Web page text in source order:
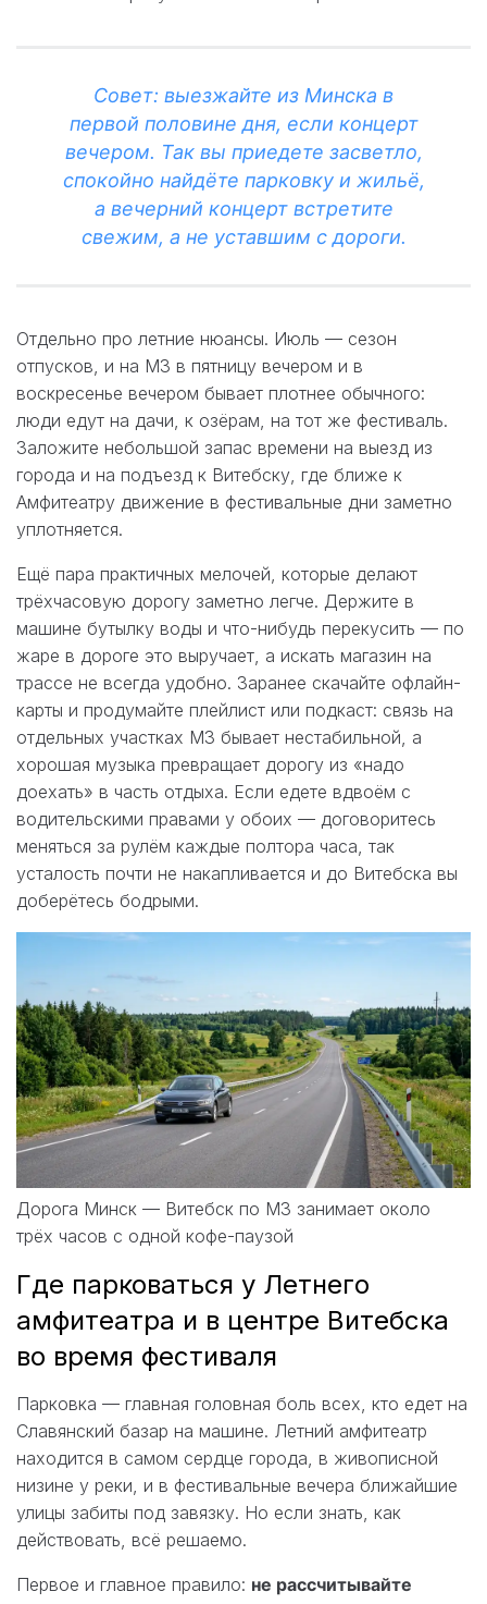
Совет: выезжайте из Минска в
первой половине дня, если концерт
вечером. Так вы приедете засветло,
спокойно найдёте парковку и жильё,
а вечерний концерт встретите
свежим, а не уставшим с дороги.
Отдельно про летние нюансы. Июль — сезон
отпусков, и на М3 в пятницу вечером и в
воскресенье вечером бывает плотнее обычного:
люди едут на дачи, к озёрам, на тот же фестиваль.
Заложите небольшой запас времени на выезд из
города и на подъезд к Витебску, где ближе к
Амфитеатру движение в фестивальные дни заметно
уплотняется.
Ещё пара практичных мелочей, которые делают
трёхчасовую дорогу заметно легче. Держите в
машине бутылку воды и что-нибудь перекусить — по
жаре в дороге это выручает, а искать магазин на
трассе не всегда удобно. Заранее скачайте офлайн-
карты и продумайте плейлист или подкаст: связь на
отдельных участках М3 бывает нестабильной, а
хорошая музыка превращает дорогу из «надо
доехать» в часть отдыха. Если едете вдвоём с
водительскими правами у обоих — договоритесь
меняться за рулём каждые полтора часа, так
усталость почти не накапливается и до Витебска вы
доберётесь бодрыми.
Дорога Минск — Витебск по М3 занимает около
трёх часов с одной кофе-паузой
Где парковаться у Летнего
амфитеатра и в центре Витебска
во время фестиваля
Парковка — главная головная боль всех, кто едет на
Славянский базар на машине. Летний амфитеатр
находится в самом сердце города, в живописной
низине у реки, и в фестивальные вечера ближайшие
улицы забиты под завязку. Но если знать, как
действовать, всё решаемо.
Первое и главное правило: не рассчитывайте